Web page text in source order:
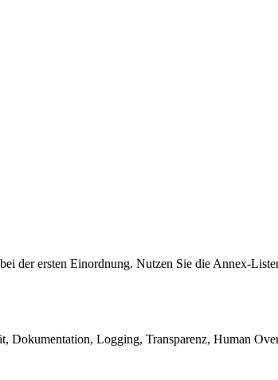
der ersten Einordnung. Nutzen Sie die Annex-
Dokumentation, Logging, Transparenz, Human